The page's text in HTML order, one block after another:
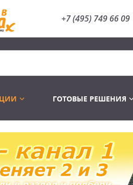
+7 (495) 749 66 09
Лампы
ГОТОВЫЕ РЕШЕНИЯ